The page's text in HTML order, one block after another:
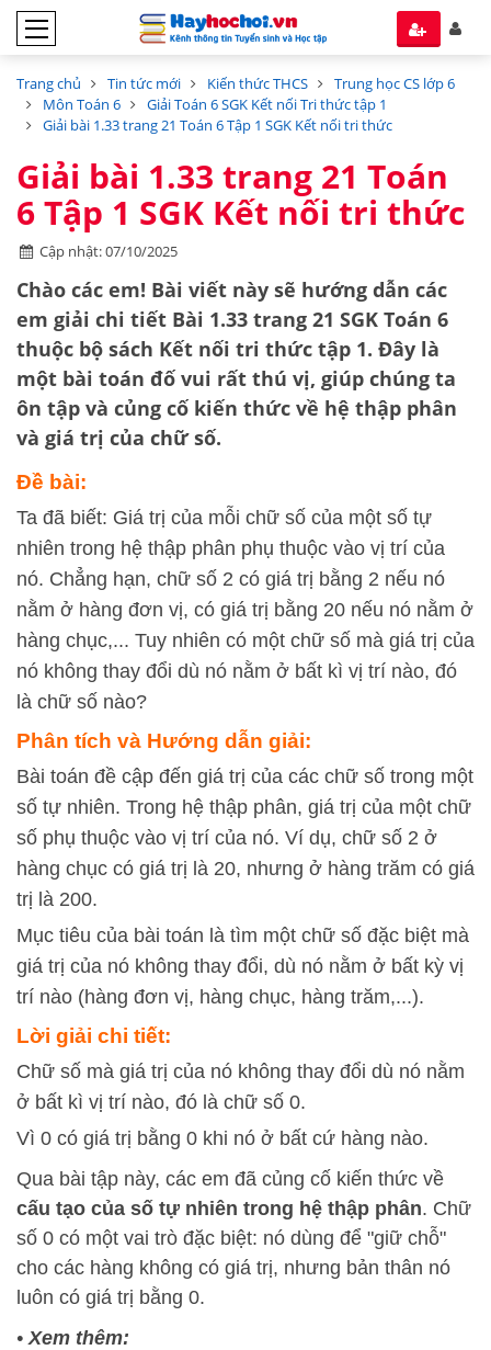
Trang chủ Tin tức mới Kiến thức THCS
Trung học CS lớp 6
Môn Toán 6
Giải Toán 6 SGK Kết nối Tri thức tập 1
Giải bài 1.33 trang 21 Toán 6 Tập 1 SGK Kết nối tri thức
Giải bài 1.33 trang 21 Toán
6 Tập 1 SGK Kết nối tri thức
Cập nhật: 07/10/2025
Chào các em! Bài viết này sẽ hướng dẫn các
em giải chi tiết Bài 1.33 trang 21 SGK Toán 6
thuộc bộ sách Kết nối tri thức tập 1. Đây là
một bài toán đố vui rất thú vị, giúp chúng ta
ôn tập và củng cố kiến thức về hệ thập phân
và giá trị của chữ số.
Đề bài:
Ta đã biết: Giá trị của mỗi chữ số của một số tự
nhiên trong hệ thập phân phụ thuộc vào vị trí của
nó. Chẳng hạn, chữ số 2 có giá trị bằng 2 nếu nó
nằm ở hàng đơn vị, có giá trị bằng 20 nếu nó nằm ở
hàng chục,... Tuy nhiên có một chữ số mà giá trị của
nó không thay đổi dù nó nằm ở bất kì vị trí nào, đó
là chữ số nào?
Phân tích và Hướng dẫn giải:
Bài toán đề cập đến giá trị của các chữ số trong một
số tự nhiên. Trong hệ thập phân, giá trị của một chữ
số phụ thuộc vào vị trí của nó. Ví dụ, chữ số 2 ở
hàng chục có giá trị là 20, nhưng ở hàng trăm có giá
trị là 200.
Mục tiêu của bài toán là tìm một chữ số đặc biệt mà
giá trị của nó không thay đổi, dù nó nằm ở bất kỳ vị
trí nào (hàng đơn vị, hàng chục, hàng trăm,...).
Lời giải chi tiết:
Chữ số mà giá trị của nó không thay đổi dù nó nằm
ở bất kì vị trí nào, đó là chữ số 0.
Vì 0 có giá trị bằng 0 khi nó ở bất cứ hàng nào.
Qua bài tập này, các em đã củng cố kiến thức về
cấu tạo của số tự nhiên trong hệ thập phân. Chữ
số 0 có một vai trò đặc biệt: nó dùng để "giữ chỗ"
cho các hàng không có giá trị, nhưng bản thân nó
luôn có giá trị bằng 0.
•Xem thêm: